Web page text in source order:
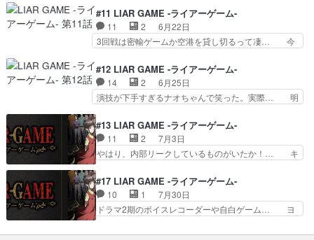
けに乗るナオの馬鹿正直さ… ドラマも観てるし原
作漫画もついこの間読ん… ストーリーや先の展開
が分かってただから原…
ちゃんの純粋さがまた爆発してる…80… コロコ
ロ態度変わるフクナガさんが萌えキャ… ナオちゃ
ん、アキヤマの登場で一気にゲーム… 正直者のナ
オちゃんならではの素晴らしい采… ・正直者かど
化したアキヤマの見事な作戦… ナオがトップに躍
り出た投票結果9回目の投… 秋山さんの票を売る
宣言。ここからどんどん…
#11 LIAR GAME -ライアーゲーム-
11 2
6月22日
3回戦は密輸ゲームか空港を貸し切るって凄… 今
に密輸ゲームきた～！ルール説明時の悪… 「人を
疑うってのは、その人を知ろうとする… 今回はチ
ーム戦で持ち金4億円勝てば良いけ… そして遂に
ヨコヤが登場。そういえばいまし… 次のステージ
の人を知ること」、見てるこ… 密輸ゲーム、スタ
ート。特に理解が難しいゲ… 敗者復活戦はミウラ
の離脱で幕を閉じた。そ…
#12 LIAR GAME -ライアーゲーム-
14 2
6月25日
演技が下手すぎるナオちゃんで笑った。実際… 明
国が消極的になってるのに対して夜の国… ヨコヤ
という人物の的中ぶり、本当に透視能… ヨコヤの
超能力透視来た～！こうやってアニ… ヨコヤノリ
ヒコ強すぎる！花江さんの低めの… ネアルコ役の
んなのね。とりあえず「パス… 心理戦なのかトリ
ックか、何を仕掛けられて… 密輸ゲームが始まっ
て早々に相手チームに圧…
#13 LIAR GAME -ライアーゲーム-
11 2
7月3日
やはり、内部リークしているものがいたか！… キ
のキクザワが密輸ゲームの必勝法を見つ… 一万円
単位まで当ててくるヨコヤに一体どん… フクナガ
が最後までキクザワに噛み付いてた… 騙し合って
たメンバーが一つになった事で、… 密輸の阻止方
#17 LIAR GAME -ライアーゲーム-
10 1
7月30日
ドラマ2期のボイスレコーダーや自白ゲーム… ヨ
国の奴らも馬鹿が多いが、夜の国も同じ… ご視聴